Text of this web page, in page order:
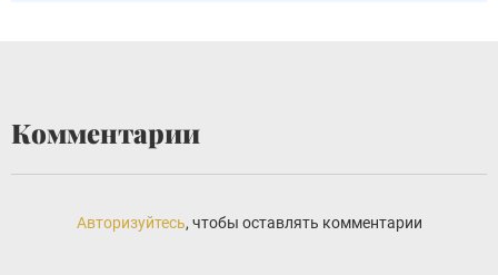
Комментарии
Авторизуйтесь, чтобы оставлять комментарии